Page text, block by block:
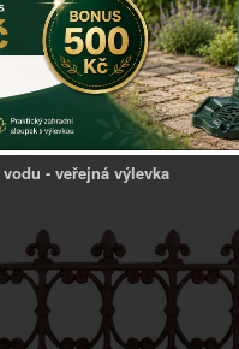
->Zahradní dekorace->
- veřejná výlevka